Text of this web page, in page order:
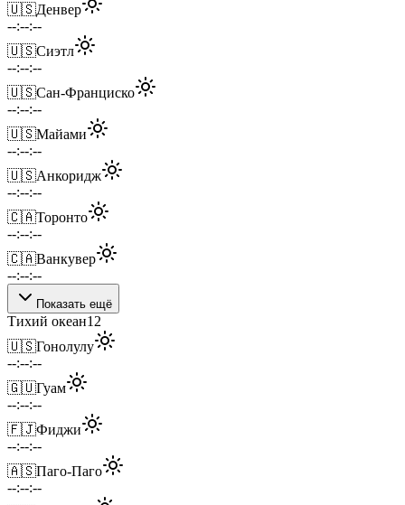
🇺🇸Денвер
--:--:--
🇺🇸Сиэтл
--:--:--
🇺🇸Сан-Франциско
--:--:--
🇺🇸Майами
--:--:--
🇺🇸Анкоридж
--:--:--
🇨🇦Торонто
--:--:--
🇨🇦Ванкувер
--:--:--
Показать ещё
Тихий океан12
🇺🇸Гонолулу
--:--:--
🇬🇺Гуам
--:--:--
🇫🇯Фиджи
--:--:--
🇦🇸Паго-Паго
--:--:--